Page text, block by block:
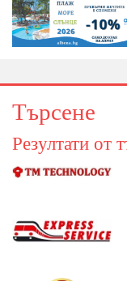
Търсене
Резултати от